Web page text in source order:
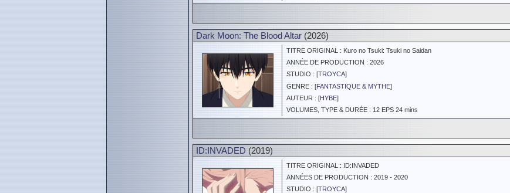
Dark Moon: The Blood Altar (2026)
TITRE ORIGINAL : Kuro no Tsuki: Tsuki no Saidan
ANNÉE DE PRODUCTION : 2026
STUDIO : [TROYCA]
GENRE : [FANTASTIQUE & MYTHE]
AUTEUR : [HYBE]
VOLUMES, TYPE & DURÉE : 12 EPS 24 mins
ID:INVADED (2019)
TITRE ORIGINAL : ID:INVADED
ANNÉES DE PRODUCTION : 2019 - 2020
STUDIO : [TROYCA]